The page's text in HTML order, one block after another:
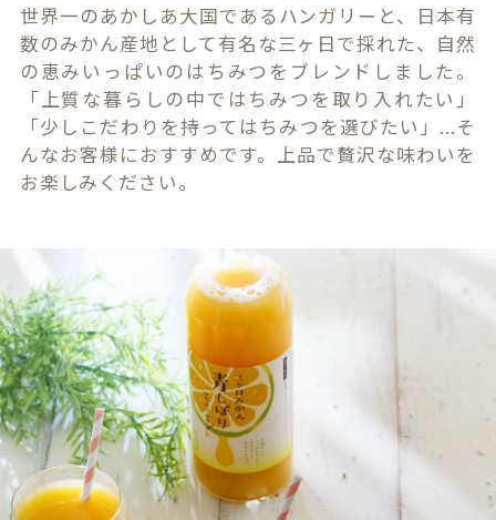
世界一のあかしあ大国であるハンガリーと、日本有
数のみかん産地として有名な三ヶ日で採れた、自然
の恵みいっぱいのはちみつをブレンドしました。
「上質な暮らしの中ではちみつを取り入れたい」
「少しこだわりを持ってはちみつを選びたい」...そ
んなお客様におすすめです。上品で贅沢な味わいを
お楽しみください。